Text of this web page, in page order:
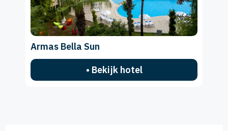
Armas Bella Sun
• Bekijk hotel